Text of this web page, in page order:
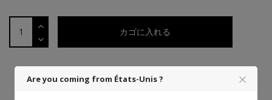
カゴに入れる
Are you coming from États-Unis ?